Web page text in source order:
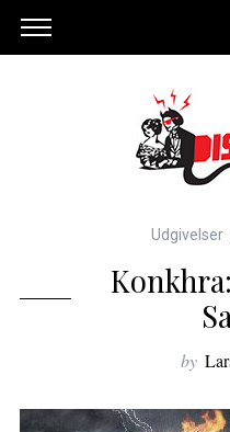
Udgivelser
by